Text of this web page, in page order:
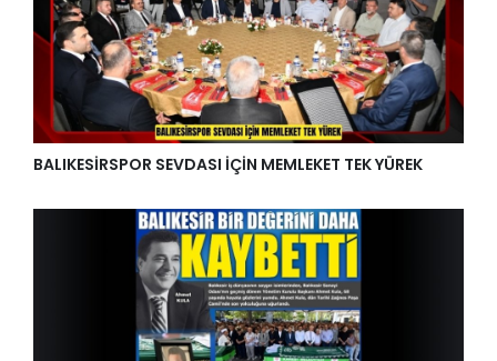
BALIKESİRSPOR SEVDASI İÇİN MEMLEKET TEK YÜREK